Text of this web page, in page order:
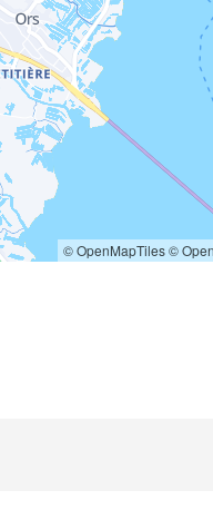
© OpenMapTiles©